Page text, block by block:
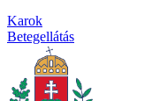
Karok
Betegellátás